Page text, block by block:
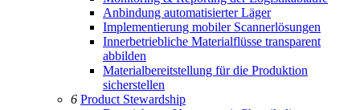
Anbindung automatisierter Läger
Implementierung mobiler Scannerlösungen
Innerbetriebliche Materialflüsse transparent
abbilden
Materialbereitstellung für die Produktion
sicherstellen
6 Product Stewardship